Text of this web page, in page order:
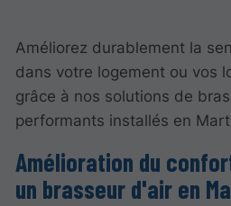
Améliorez durablement la
dans votre logement ou vos
grâce à nos solutions de
performants installés en
Amélioration du
un brasseur d'air en